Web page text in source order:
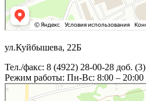
ул.Куйбышева, 22Б
Тел./факс: 8 (4922) 28-00-28 доб. (3)
Режим работы: Пн-Вс: 8:00 – 20:00